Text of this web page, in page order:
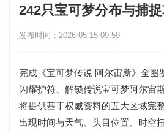
242只宝可梦分布与捕
发布时间：2026-05-15 09:59
完成《宝可梦传说 阿尔宙斯》全图
闪耀护符 、解锁传说宝可梦阿尔宙
将提供基于权威资料的五大区域完
出现时间与天气、头目位置、时空